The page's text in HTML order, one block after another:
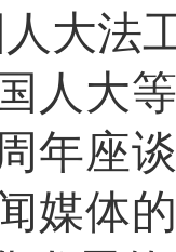
大法
人大
年座
媒体